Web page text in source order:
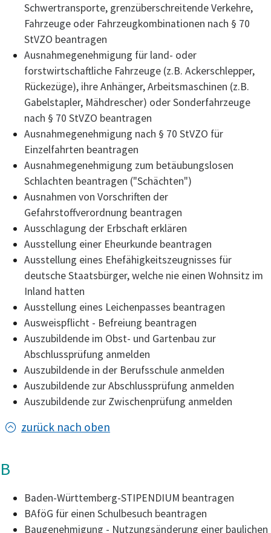
Schwertransporte, grenzüberschreitende Verkehre,
Fahrzeuge oder Fahrzeugkombinationen nach § 70
StVZO beantragen
Ausnahmegenehmigung für land- oder
forstwirtschaftliche Fahrzeuge (z.B. Ackerschlepper,
Rückezüge), ihre Anhänger, Arbeitsmaschinen (z.B.
Gabelstapler, Mähdrescher) oder Sonderfahrzeuge
nach § 70 StVZO beantragen
Ausnahmegenehmigung nach § 70 StVZO für
Einzelfahrten beantragen
Ausnahmegenehmigung zum betäubungslosen
Schlachten beantragen ("Schächten")
Ausnahmen von Vorschriften der
Gefahrstoffverordnung beantragen
Ausschlagung der Erbschaft erklären
Ausstellung einer Eheurkunde beantragen
Ausstellung eines Ehefähigkeitszeugnisses für
deutsche Staatsbürger, welche nie einen Wohnsitz im
Inland hatten
Ausstellung eines Leichenpasses beantragen
Ausweispflicht - Befreiung beantragen
Auszubildende im Obst- und Gartenbau zur
Abschlussprüfung anmelden
Auszubildende in der Berufsschule anmelden
Auszubildende zur Abschlussprüfung anmelden
Auszubildende zur Zwischenprüfung anmelden
zurück nach oben
B
Baden-Württemberg-STIPENDIUM beantragen
BAföG für einen Schulbesuch beantragen
Baugenehmigung - Nutzungsänderung einer baulichen